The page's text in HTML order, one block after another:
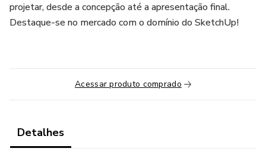
projetar, desde a concepção até a apresentação final.
Destaque-se no mercado com o domínio do SketchUp!
Acessar produto comprado
Detalhes